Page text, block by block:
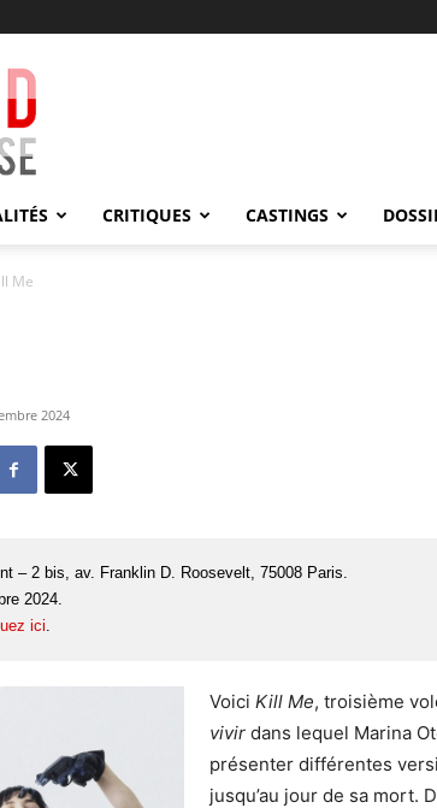
CRITIQUES CASTINGS
Me
2024
– 2 bis, av. Franklin D. Roosevelt, 75008 Paris.
2024.
ici.
Voici Kill Me, troisième
vivir dans lequel Marina
présenter différentes
jusqu’au jour de sa mort.